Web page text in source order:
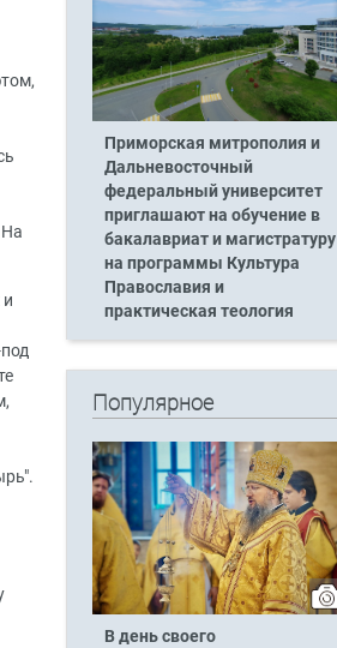
Приморская митрополия и
Дальневосточный
федеральный университет
приглашают на обучение в
бакалавриат и магистратуру
на программы Культура
Православия и
практическая теология
Популярное
В день своего